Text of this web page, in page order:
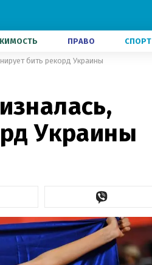
ПРАВО СПОРТ
бить рекорд Украины
Украины